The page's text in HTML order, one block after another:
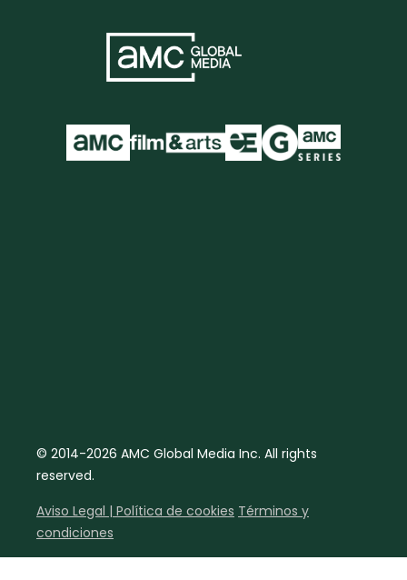
© 2014-2026 AMC Global Media Inc. All rights
reserved.
Aviso Legal | Política de cookies Términos y
condiciones